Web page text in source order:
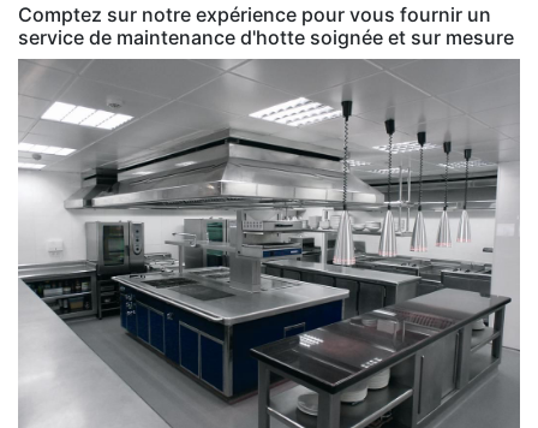
Comptez sur notre expérience pour vous fournir un
service de maintenance d'hotte soignée et sur mesure